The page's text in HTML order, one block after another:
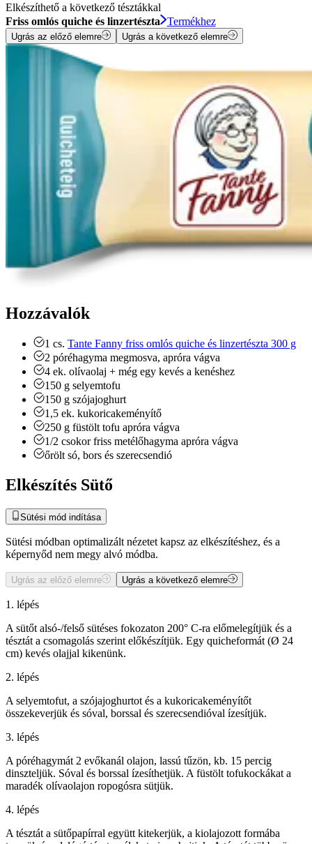
Elkészíthető a következő tésztákkal
Friss omlós quiche és linzertészta
Termékhez
Ugrás az előző elemre Ugrás a következő elemre
Hozzávalók
1 cs. Tante Fanny friss omlós quiche és linzertészta 300 g
2 póréhagyma megmosva, apróra vágva
4 ek. olívaolaj + még egy kevés a kenéshez
150 g selyemtofu
150 g szójajoghurt
1,5 ek. kukoricakeményítő
250 g füstölt tofu apróra vágva
1/2 csokor friss metélőhagyma apróra vágva
őrölt só, bors és szerecsendió
Elkészítés Sütő
Sütési mód indítása
Sütési módban optimalizált nézetet kapsz az elkészítéshez, és a
képernyőd nem megy alvó módba.
Ugrás az előző elemre Ugrás a következő elemre
1. lépés
A sütőt alsó-/felső sütéses fokozaton 200° C-ra előmelegítjük és a
tésztát a csomagolás szerint előkészítjük. Egy quicheformát (Ø 24
cm) kevés olajjal kikenünk.
2. lépés
A selyemtofut, a szójajoghurtot és a kukoricakeményítőt
összekeverjük és sóval, borssal és szerecsendióval ízesítjük.
3. lépés
A póréhagymát 2 evőkanál olajon, lassú tűzön, kb. 15 percig
dinszteljük. Sóval és borssal ízesíthetjük. A füstölt tofukockákat a
maradék olívaolajon ropogósra sütjük.
4. lépés
A tésztát a sütőpapírral együtt kitekerjük, a kiolajozott formába